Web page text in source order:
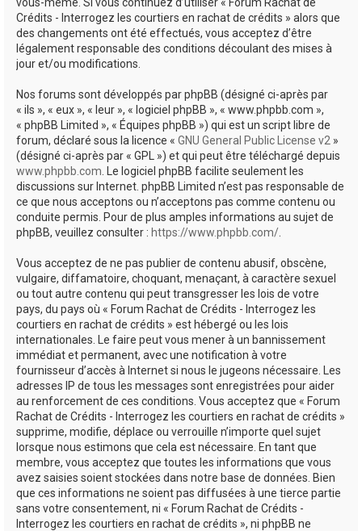
Crédits - Interrogez les courtiers en rachat de crédits » alors que
des changements ont été effectués, vous acceptez d’être
légalement responsable des conditions découlant des mises à
jour et/ou modifications.
Nos forums sont développés par phpBB (désigné ci-après par
« ils », « eux », « leur », « logiciel phpBB », « www.phpbb.com »,
« phpBB Limited », « Équipes phpBB ») qui est un script libre de
forum, déclaré sous la licence « GNU General Public License v2 »
(désigné ci-après par « GPL ») et qui peut être téléchargé depuis
www.phpbb.com . Le logiciel phpBB facilite seulement les
discussions sur Internet. phpBB Limited n’est pas responsable de
ce que nous acceptons ou n’acceptons pas comme contenu ou
conduite permis. Pour de plus amples informations au sujet de
phpBB, veuillez consulter : https://www.phpbb.com/
Vous acceptez de ne pas publier de contenu abusif, obscène,
vulgaire, diffamatoire, choquant, menaçant, à caractère sexuel
ou tout autre contenu qui peut transgresser les lois de votre
pays, du pays où « Forum Rachat de Crédits - Interrogez les
courtiers en rachat de crédits » est hébergé ou les lois
internationales. Le faire peut vous mener à un bannissement
immédiat et permanent, avec une notification à votre
fournisseur d’accès à Internet si nous le jugeons nécessaire. Les
adresses IP de tous les messages sont enregistrées pour aider
au renforcement de ces conditions. Vous acceptez que « Forum
Rachat de Crédits - Interrogez les courtiers en rachat de crédits »
supprime, modifie, déplace ou verrouille n’importe quel sujet
lorsque nous estimons que cela est nécessaire. En tant que
membre, vous acceptez que toutes les informations que vous
avez saisies soient stockées dans notre base de données. Bien
que ces informations ne soient pas diffusées à une tierce partie
sans votre consentement, ni « Forum Rachat de Crédits -
Interrogez les courtiers en rachat de crédits », ni phpBB ne